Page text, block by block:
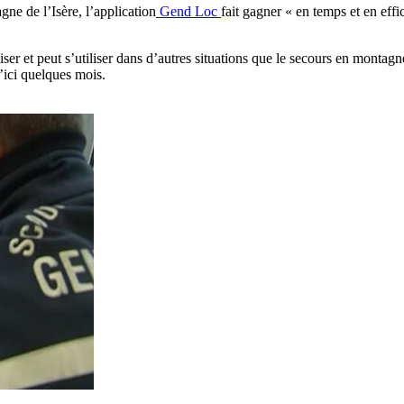
de l’Isère, l’application Gend Loc fait gagner « en temps et en
et peut s’utiliser dans d’autres situations que le secours en
quelques mois.